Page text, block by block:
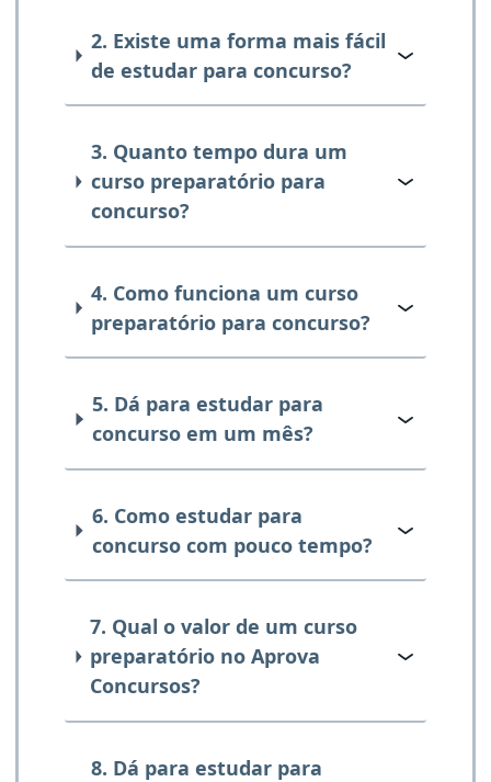
2. Existe uma forma mais fácil
de estudar para concurso?
3. Quanto tempo dura um
curso preparatório para
concurso?
4. Como funciona um curso
preparatório para concurso?
5. Dá para estudar para
concurso em um mês?
6. Como estudar para
concurso com pouco tempo?
7. Qual o valor de um curso
preparatório no Aprova
Concursos?
8. Dá para estudar para